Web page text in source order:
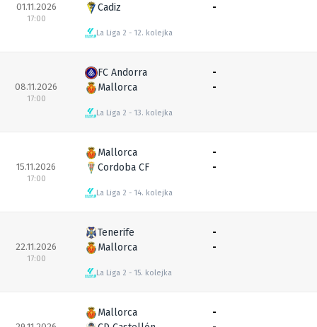
01.11.2026
17:00
Cadiz
La Liga 2 12. kolejka
-
08.11.2026
17:00
FC Andorra
Mallorca
La Liga 2 13. kolejka
-
-
15.11.2026
17:00
Mallorca
Cordoba CF
La Liga 2 14. kolejka
-
-
22.11.2026
17:00
Tenerife
Mallorca
La Liga 2 15. kolejka
-
-
Mallorca
-